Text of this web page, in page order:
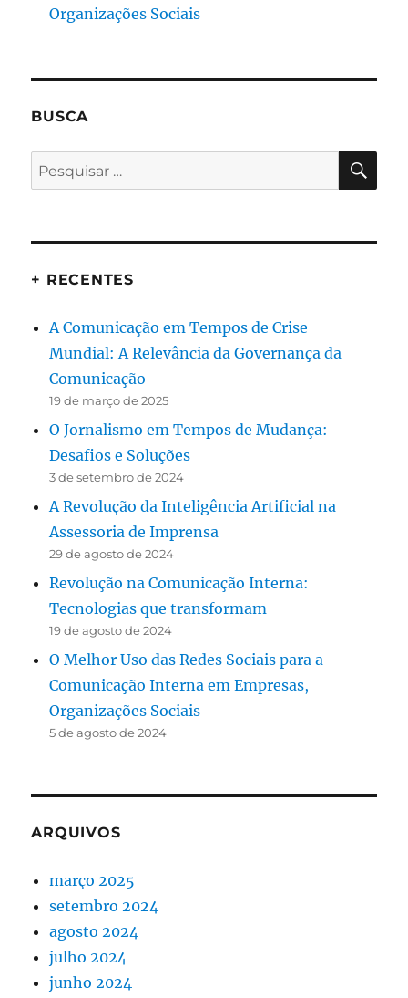
Organizações Sociais
BUSCA
Pesquisar
por:
+ RECENTES
A Comunicação em Tempos de Crise
Mundial: A Relevância da Governança da
Comunicação
19 de março de 2025
O Jornalismo em Tempos de Mudança:
Desafios e Soluções
3 de setembro de 2024
A Revolução da Inteligência Artificial na
Assessoria de Imprensa
29 de agosto de 2024
Revolução na Comunicação Interna:
Tecnologias que transformam
19 de agosto de 2024
O Melhor Uso das Redes Sociais para a
Comunicação Interna em Empresas,
Organizações Sociais
5 de agosto de 2024
ARQUIVOS
março 2025
setembro 2024
agosto 2024
julho 2024
junho 2024